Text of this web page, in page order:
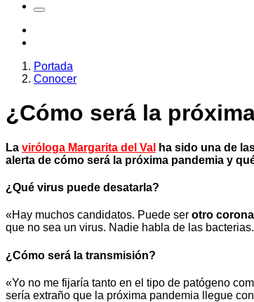
Portada
Conocer
¿Cómo será la
La viróloga Margarita del Val
ha sido una de
alerta de cómo será la próxima pandemia y
¿Qué virus puede desatarla?
«Hay muchos candidatos. Puede ser otro
que no sea un virus. Nadie habla de las
¿Cómo será la transmisión?
«Yo no me fijaría tanto en el tipo de patógeno
sería extraño que la próxima pandemia llegue